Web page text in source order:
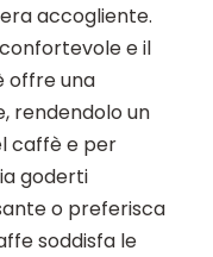
accogliente.
e il
offre una
rendendolo un
caffè e per
goderti
o preferisca
soddisfa le